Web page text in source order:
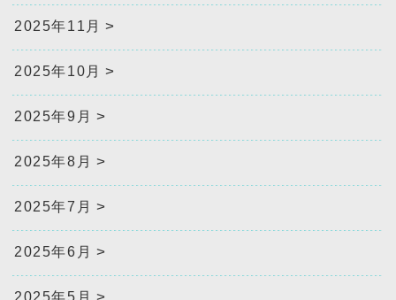
2025年11月
2025年10月
2025年9月
2025年8月
2025年7月
2025年6月
2025年5月